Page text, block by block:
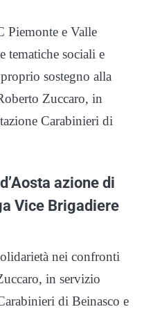
Piemonte e Valle
tematiche sociali e
sostegno alla
Zuccaro, in
Carabinieri di
azione di
Vice Brigadiere
nei confronti
in servizio
di Beinasco e